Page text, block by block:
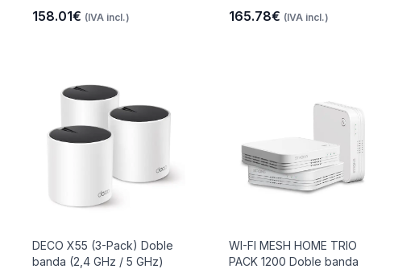
158.01€ (IVA incl.) 165.78€ (IVA incl.)
DECO X55 (3-Pack) Doble
banda (2,4 GHz / 5 GHz)
WI-FI MESH HOME TRIO
PACK 1200 Doble banda